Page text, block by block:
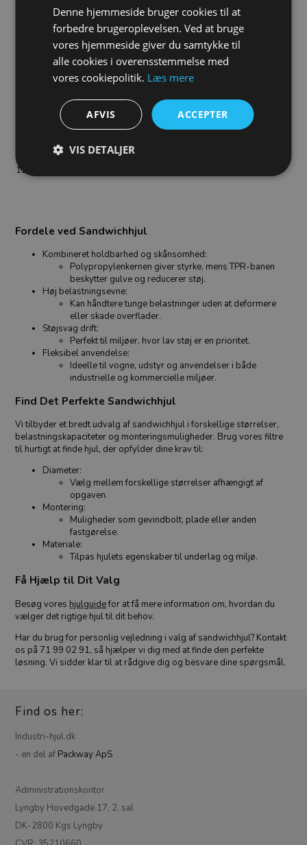
Sandwich hjul, 125 mm, Fast
153,00
Fordele ved Sandwichhjul
Kombineret holdbarhed og skånsomhed:
Polypropylenkernen giver styrke, mens TPR-banen
beskytter gulve og reducerer støj.
Høj belastningsevne:
Kan håndtere tunge belastninger uden at deformere
eller skade overflader.
Støjsvag drift:
Perfekt til miljøer, hvor lav støj er en prioritet.
Fleksibel anvendelse:
Ideelle til vogne, udstyr og anvendelser i både
industrielle og kommercielle miljøer.
Find Det Perfekte Sandwichhjul
Vi tilbyder et bredt udvalg af sandwichhjul i forskellige størrelser,
belastningskapaciteter og monteringsmuligheder. Brug vores filtre
til hurtigt at finde hjul, der opfylder dine krav til:
Diameter:
Vælg mellem forskellige størrelser afhængigt af
opgaven.
Montering:
Muligheder som gevindbolt, plade eller anden
fastgørelse.
Materiale:
Tilpas hjulets egenskaber til underlag og miljø.
Få Hjælp til Dit Valg
Besøg vores hjulguidefor at få mere information om, hvordan du
vælger det rigtige hjul til dit behov.
Har du brug for personlig vejledning i valg af sandwichhjul? Kontakt
os på 71 99 02 91, så hjælper vi dig med at finde den perfekte
løsning. Vi sidder klar til at rådgive dig og besvare dine spørgsmål.
Find os her:
Industri-hjul.dk
- en del af Packway ApS
Administrationskontor
Lyngby Hovedgade 17, 2. sal
DK-2800 Kgs Lyngby
Denne hjemmeside bruger cookies til at
forbedre brugeroplevelsen. Ved at bruge
vores hjemmeside giver du samtykke til
alle cookies i overensstemmelse med
vores cookiepolitik. Læs mere
ACCEPTER
AFVIS
VIS DETALJER